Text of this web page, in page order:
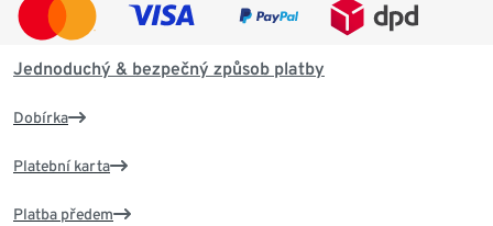
Jednoduchý & bezpečný způsob platby
Dobírka
Platební karta
Platba předem